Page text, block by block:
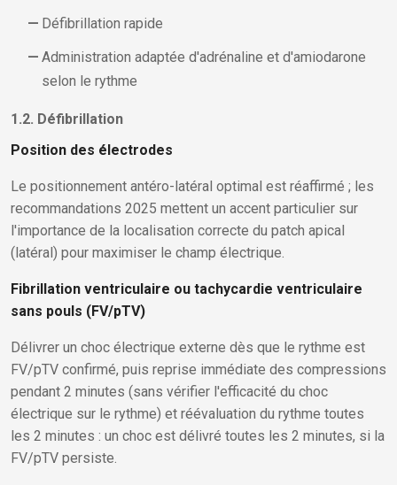
Défibrillation rapide
Administration adaptée d'adrénaline et d'amiodarone
selon le rythme
1.2. Défibrillation
Position des électrodes
Le positionnement antéro-latéral optimal est réaffirmé ; les
recommandations 2025 mettent un accent particulier sur
l'importance de la localisation correcte du patch apical
(latéral) pour maximiser le champ électrique.
Fibrillation ventriculaire ou tachycardie ventriculaire
sans pouls (FV/pTV)
Délivrer un choc électrique externe dès que le rythme est
FV/pTV confirmé, puis reprise immédiate des compressions
pendant 2 minutes (sans vérifier l'efficacité du choc
électrique sur le rythme) et réévaluation du rythme toutes
les 2 minutes : un choc est délivré toutes les 2 minutes, si la
FV/pTV persiste.